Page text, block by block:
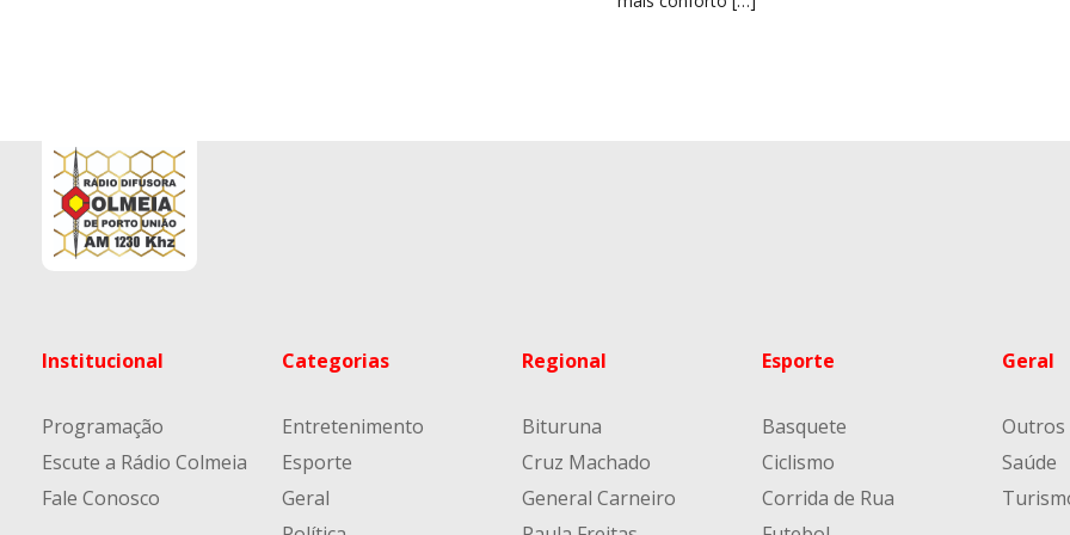
Institucional
Programação
Escute a Rádio Colmeia
Fale Conosco
Categorias
Entretenimento
Esporte
Geral
Regional
Bituruna
Cruz Machado
General Carneiro
Esporte
Basquete
Ciclismo
Corrida de Rua
Geral
Outros
Saúde